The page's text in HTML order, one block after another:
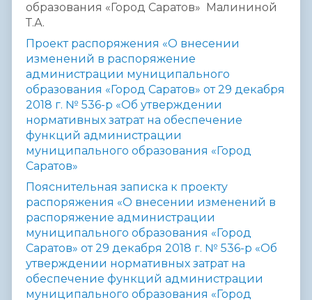
образования «Город Саратов» Малининой
Т.А.
Проект распоряжения «О внесении
изменений в распоряжение
администрации муниципального
образования «Город Саратов» от 29 декабря
2018 г. № 536-р «Об утверждении
нормативных затрат на обеспечение
функций администрации
муниципального образования «Город
Саратов»
Пояснительная записка к проекту
распоряжения «О внесении изменений в
распоряжение администрации
муниципального образования «Город
Саратов» от 29 декабря 2018 г. № 536-р «Об
утверждении нормативных затрат на
обеспечение функций администрации
муниципального образования «Город